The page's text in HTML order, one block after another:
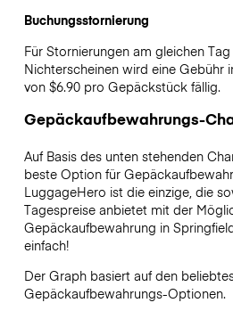
Buchungsstornierung
Für Stornierungen am gleichen
Nichterscheinen wird eine Gebühr
von $6.90 pro Gepäckstück fällig.
Gepäckaufbewahrungs-
Auf Basis des unten stehenden
beste Option für
LuggageHero ist die einzige, die
Tagespreise anbietet mit der
Gepäckaufbewahrung in
einfach!
Der Graph basiert auf den
Gepäckaufbewahrungs-Optionen.